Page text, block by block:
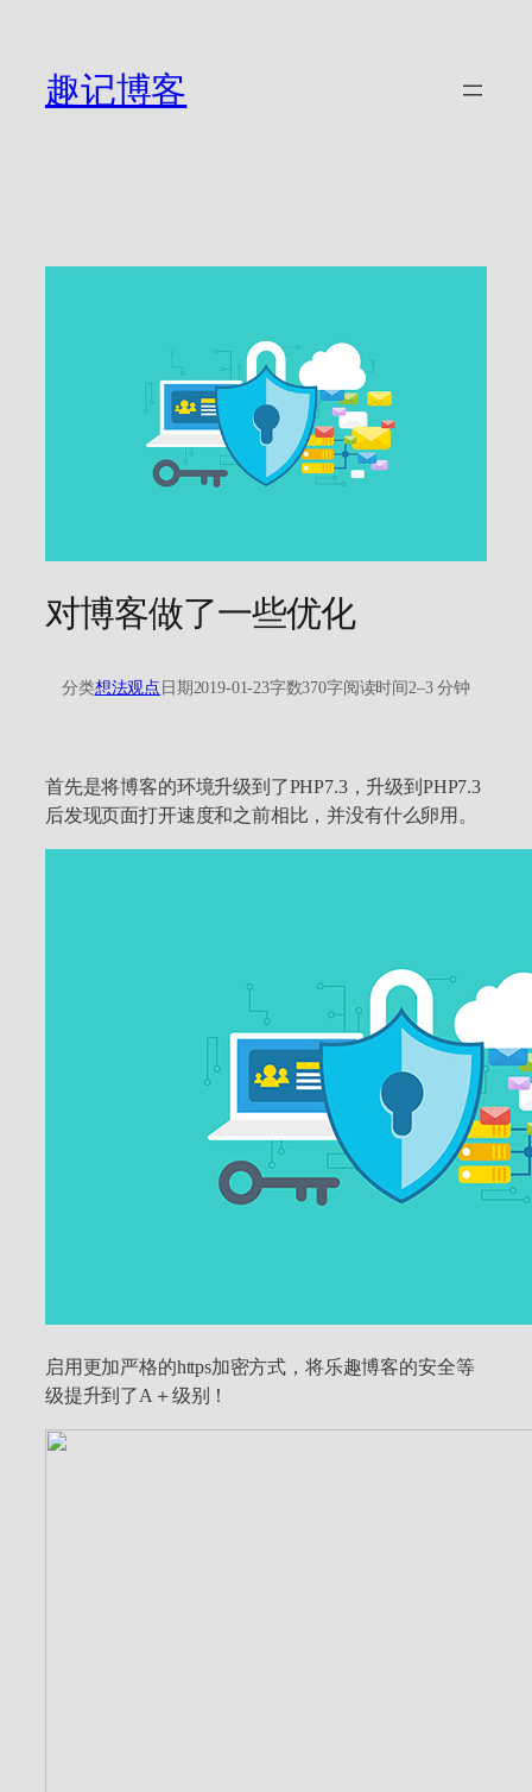
趣记博客
对博客做了一些优化
分类想法观点 日期2019-01-23字数370字阅读时间2–3 分钟
首先是将博客的环境升级到了PHP7.3，升级到PHP7.3
后发现页面打开速度和之前相比，并没有什么卵用。
启用更加严格的https加密方式，将乐趣博客的安全等
级提升到了A＋级别！